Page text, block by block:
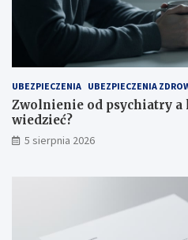
UBEZPIECZENIA UBEZPIECZENIA
Zwolnienie od psychiatry a
wiedzieć?
5 sierpnia 2026